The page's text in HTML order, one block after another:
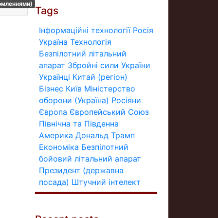
Tags
Інформаційні технології Росія
Україна Технологія
Безпілотний літальний
апарат Збройні сили України
Українці Китай (регіон)
Бізнес Київ Міністерство
оборони (Україна) Росіяни
Європа Європейський Союз
Північна та Південна
Америка Дональд Трамп
Економіка Безпілотний
бойовий літальний апарат
Президент (державна
посада) Штучний інтелект